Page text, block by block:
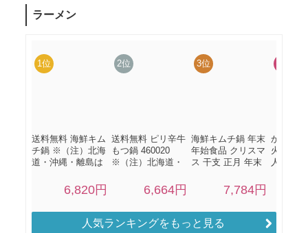
人気ランキングをもっと見る